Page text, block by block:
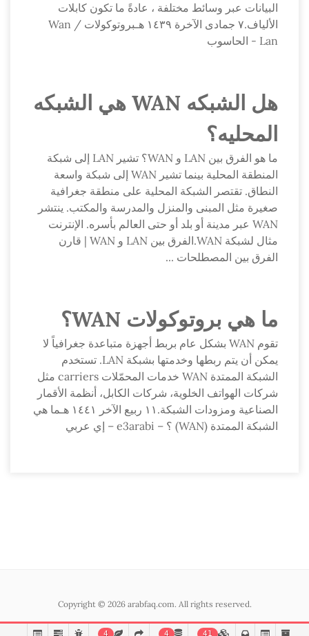
البيانات عبر وسائط مختلفة ، عادةً ما تكون كابلات
الألياف.٧ جمادى الآخرة ١٤٣٩ هـبروتوكولات Wan /
Lan - الحاسوب
هل الشبكه WAN هي الشبكه
المحليه؟
ما هو الفرق بين LAN و WAN؟ تشير LAN إلى شبكة
المنطقة المحلية بينما تشير WAN إلى شبكة واسعة
النطاق. تقتصر الشبكة المحلية على منطقة جغرافية
صغيرة مثل المبنى والمنزل والمدرسة والمكتب. ينتشر
WAN عبر مدينة أو بلد أو حتى العالم بأسره. الإنترنت
مثال لشبكة WAN.الفرق بين LAN و WAN | قارن
الفرق بين المصطلحات ...
ما هي بروتوكولات WAN؟
تقوم WAN بشكل عام بربط أجهزة متباعدة جغرافياً لا
يمكن أن يتم ربطها وخدمتها بشبكة LAN. تستخدم
الشبكة الممتدة WAN خدمات المحمّلات carriers مثل
شركات الهواتف الخلوية، شركات الكابل، أنظمة الأقمار
الصناعية ومزودات الشبكة.١١ ربيع الآخر ١٤٤١ هـما هي
الشبكة الممتدة (WAN) ؟ – e3arabi – إي عربي
Copyright © 2026 arabfaq.com. All rights reserved.
4 4 41